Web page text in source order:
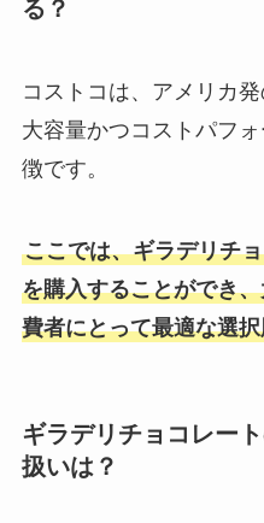
る？
コストコは、アメリカ
大容量かつコストパフ
徴です。
ここでは、ギラデリチ
を購入することができ
費者にとって最適な選
ギラデリチョコレー
扱いは？